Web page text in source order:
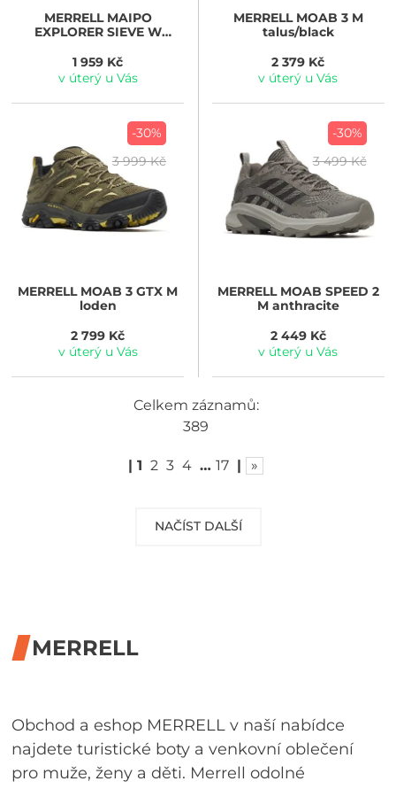
MERRELLMAIPO
EXPLORER SIEVE W
1 959 Kč
v úterý u Vás
MERRELLMOAB 3 M
talus/black
2 379 Kč
v úterý u Vás
-30%
3 999 Kč
MERRELLMOAB 3 GTX M
loden
2 799 Kč
v úterý u Vás
-30%
3 499 Kč
MERRELLMOAB SPEED 2
M anthracite
2 449 Kč
v úterý u Vás
NAČÍST DALŠÍ
Celkem záznamů:
389
| 1 2 3 4 … 17 | »
MERRELL
Obchod a eshop MERRELL v naší nabídce
najdete turistické boty a venkovní oblečení
pro muže, ženy a děti. Merrell odolné